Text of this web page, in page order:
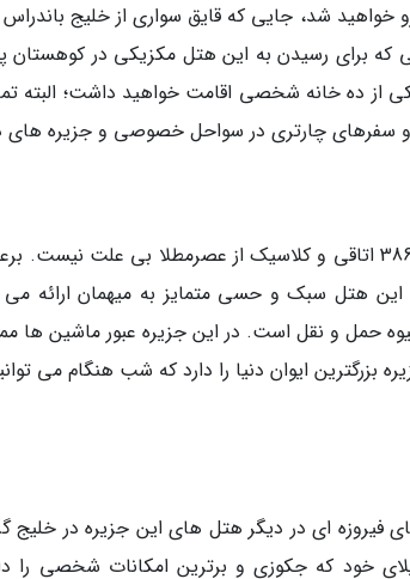
که برای رسیدن به این هتل مکزیکی در کوهستان
از ده خانه شخصی اقامت خواهید داشت؛ البته
و سفرهای چارتری در سواحل خصوصی و جزیره های
عنوان برترین هتل آمریکا برای این هتل 386 اتاقی و کلاسیک از
هتل سبک و حسی متمایز به میهمان ارائه می
حمل و نقل است. در این جزیره عبور ماشین ها
بزرگترین ایوان دنیا را دارد که شب هنگام می
خود که جکوزی و برترین امکانات شخصی را